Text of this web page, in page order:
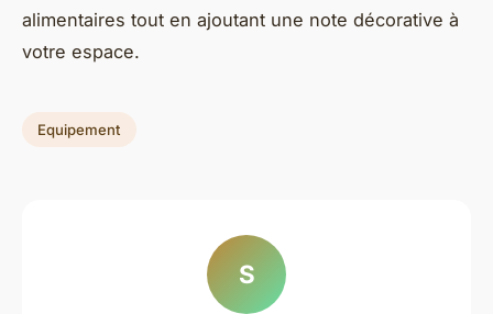
alimentaires tout en ajoutant une note décorative à
votre espace.
Equipement
S